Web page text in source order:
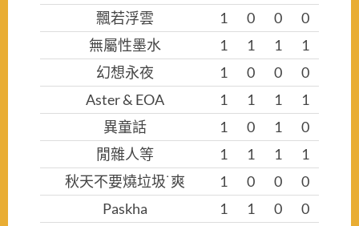
飄若浮雲
1 0 0
0
無屬性墨水
1 1 1
1
幻想永夜
1 0 0
0
Aster & EOA
1 1 1
1
異童話
1 0 1
0
閒雜人等
1 1 1
1
秋天不要燒垃圾˙爽
1 0 0
0
Paskha
1 1 0
0